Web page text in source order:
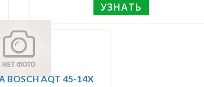
УЗНАТЬ
AQT 45-14X